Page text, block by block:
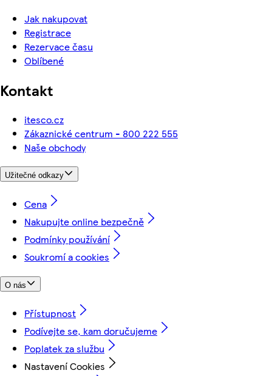
Jak nakupovat
Registrace
Rezervace času
Oblíbené
Kontakt
itesco.cz
Zákaznické centrum - 800 222 555
Naše obchody
Užitečné odkazy
Cena
Nakupujte online bezpečně
Podmínky používání
Soukromí a cookies
O nás
Přístupnost
Podívejte se, kam doručujeme
Poplatek za službu
Nastavení Cookies